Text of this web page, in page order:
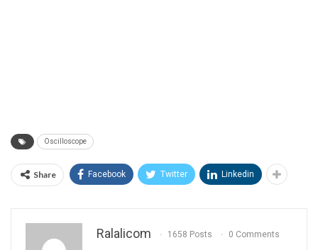
Oscilloscope
Share Facebook Twitter Linkedin
Ralalicom 1658 Posts 0 Comments